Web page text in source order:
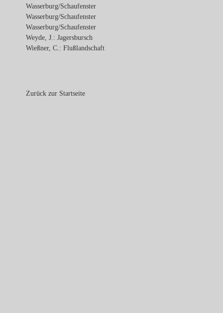
Wasserburg/Schaufenster
Wasserburg/Schaufenster
Wasserburg/Schaufenster
Weyde, J.: Jagersbursch
Wießner, C.: Flußlandschaft
Zurück zur Startseite